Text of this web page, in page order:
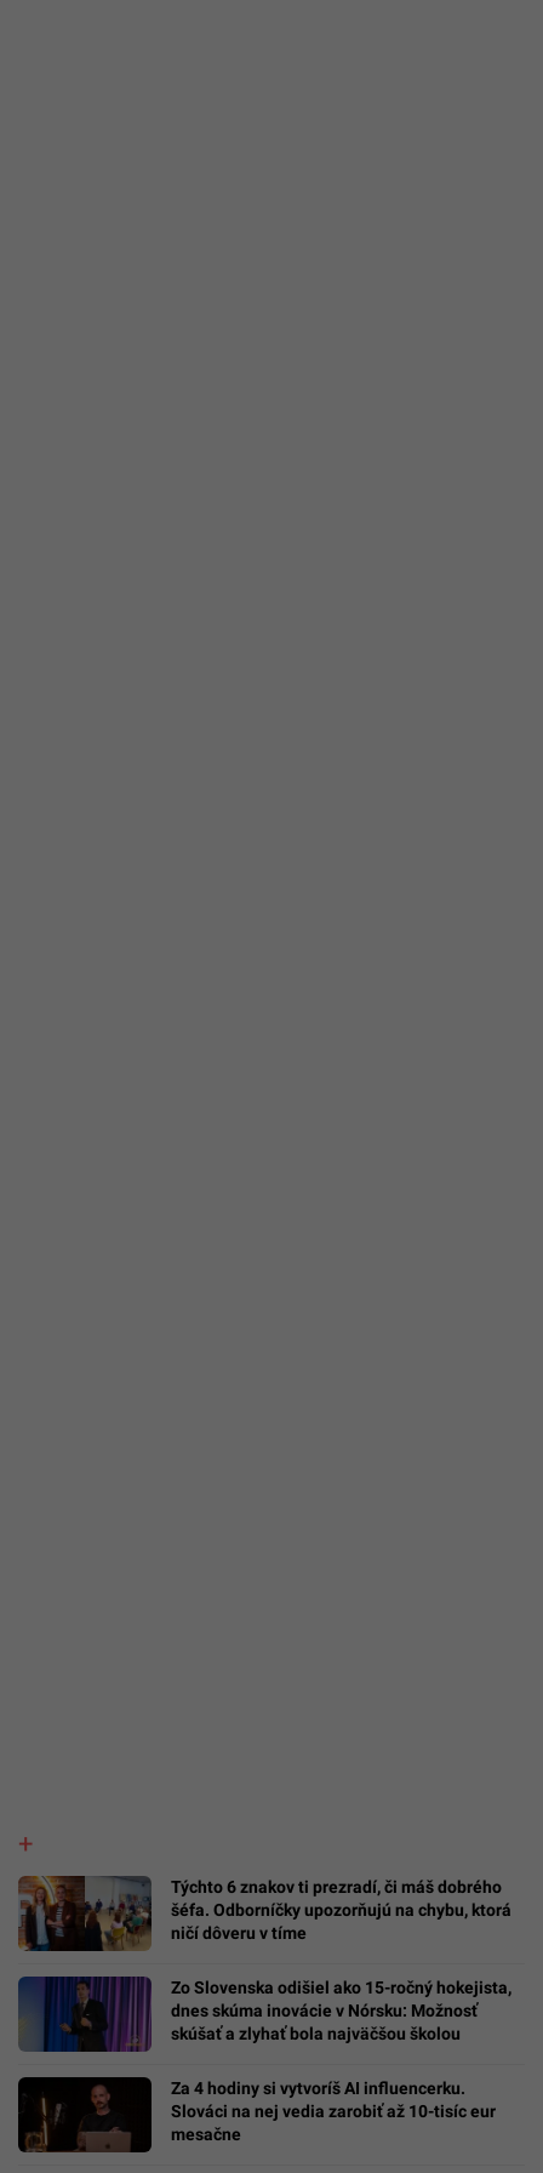
Týchto 6 znakov ti prezradí, či máš dobrého
šéfa. Odborníčky upozorňujú na chybu, ktorá
ničí dôveru v tíme
Zo Slovenska odišiel ako 15-ročný hokejista,
dnes skúma inovácie v Nórsku: Možnosť
skúšať a zlyhať bola najväčšou školou
Za 4 hodiny si vytvoríš AI influencerku.
Slováci na nej vedia zarobiť až 10-tisíc eur
mesačne